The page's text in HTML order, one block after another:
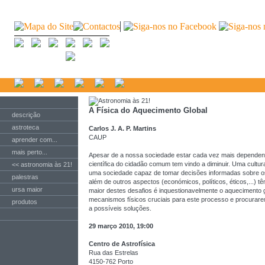
descrição
astroteca
aprender com...
mais perto...
<< astronomia às 21!
palestras
ursa maior
produtos
A Física do Aquecimento Global
Carlos J. A. P. Martins
CAUP
Apesar de a nossa sociedade estar cada vez mais
científica do cidadão comum tem vindo a diminuir. Uma
uma sociedade capaz de tomar decisões informadas sobre
além de outros aspectos (económicos, políticos, éticos,...)
maior destes desafios é inquestionavelmente o
mecanismos físicos cruciais para este processo e
a possíveis soluções.
29 março 2010, 19:00
Centro de Astrofísica
Rua das Estrelas
4150-762 Porto